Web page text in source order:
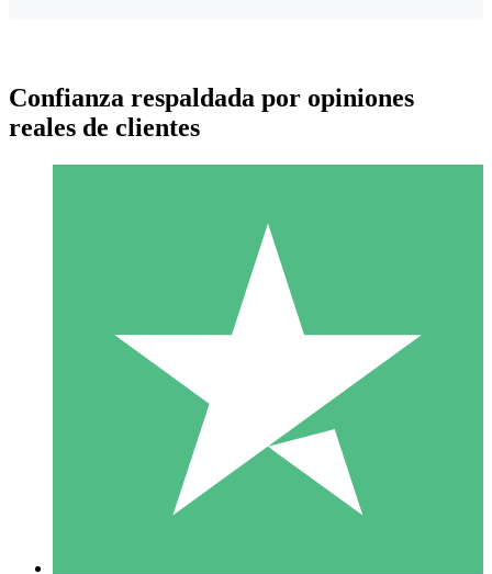
Paquetes de Créditos Individuales
Paga según el uso con créditos de descarga. Sin compromiso
10 00
Confianza respaldada por opiniones
reales de clientes